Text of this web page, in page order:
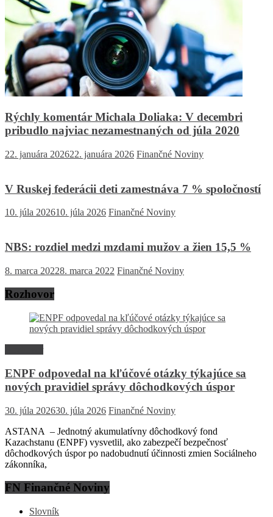
Rýchly komentár Michala Doliaka: V decembri
pribudlo najviac nezamestnaných od júla 2020
22. januára 202622. januára 2026 Finančné Noviny
V Ruskej federácii deti zamestnáva 7 % spoločností
10. júla 202610. júla 2026 Finančné Noviny
NBS: rozdiel medzi mzdami mužov a žien 15,5 %
8. marca 20228. marca 2022 Finančné Noviny
Rozhovor
ENPF odpovedal na kľúčové otázky týkajúce sa
nových pravidiel správy dôchodkových úspor
30. júla 202630. júla 2026 Finančné Noviny
ASTANA – Jednotný akumulatívny dôchodkový fond
Kazachstanu (ENPF) vysvetlil, ako zabezpečí bezpečnosť
dôchodkových úspor po nadobudnutí účinnosti zmien Sociálneho
zákonníka,
FN Finančné Noviny
Slovník